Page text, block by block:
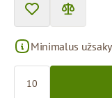
Minimalus